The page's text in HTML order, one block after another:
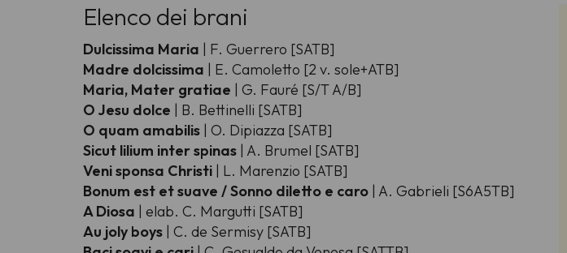
Elenco dei brani
Dulcissima Maria | F. Guerrero [SATB]
Madre dolcissima | E. Camoletto [2 v. sole+ATB]
Maria, Mater gratiae | G. Fauré [S/T A/B]
O Jesu dolce | B. Bettinelli [SATB]
O quam amabilis | O. Dipiazza [SATB]
Sicut lilium inter spinas | A. Brumel [SATB]
Veni sponsa Christi | L. Marenzio [SATB]
Bonum est et suave / Sonno diletto e caro | A. Gabrieli [S6A5TB]
A Diosa | elab. C. Margutti [SATB]
Au joly boys | C. de Sermisy [SATB]